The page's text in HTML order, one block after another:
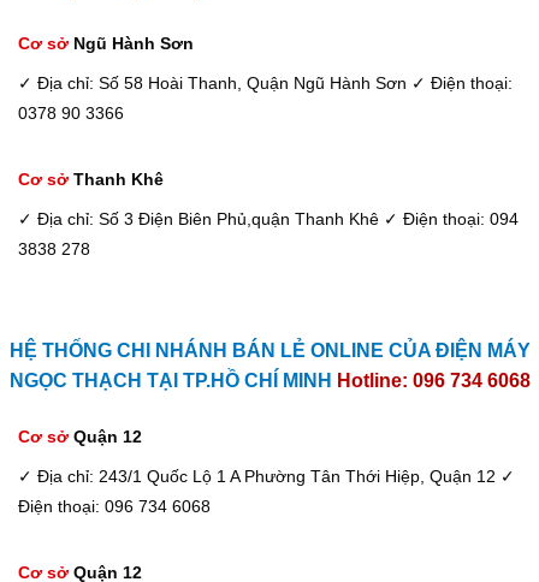
Cơ sở Ngũ Hành Sơn
✓ Địa chỉ: Số 58 Hoài Thanh, Quận Ngũ Hành Sơn ✓ Điện thoại:
0378 90 3366
Cơ sở Thanh Khê
✓ Địa chỉ: Số 3 Điện Biên Phủ,quận Thanh Khê ✓ Điện thoại: 094
3838 278
HỆ THỐNG CHI NHÁNH BÁN LẺ ONLINE CỦA ĐIỆN MÁY
NGỌC THẠCH TẠI TP.HỒ CHÍ MINH Hotline: 096 734 6068
Cơ sở Quận 12
✓ Địa chỉ: 243/1 Quốc Lộ 1 A Phường Tân Thới Hiệp, Quận 12 ✓
Điện thoại: 096 734 6068
Cơ sở Quận 12